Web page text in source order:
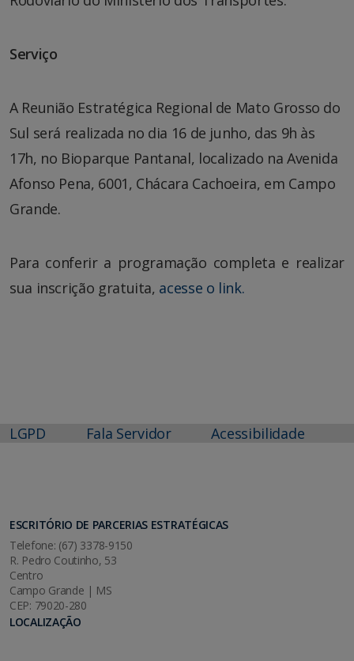
Serviço
A Reunião Estratégica Regional de Mato Grosso do
Sul será realizada no dia 16 de junho, das 9h às
17h, no Bioparque Pantanal, localizado na Avenida
Afonso Pena, 6001, Chácara Cachoeira, em Campo
Grande.
Para conferir a programação completa e realizar
sua inscrição gratuita, acesse o link.
LGPD Fala Servidor Acessibilidade
ESCRITÓRIO DE PARCERIAS ESTRATÉGICAS
Telefone: (67) 3378-9150
R. Pedro Coutinho, 53
Centro
Campo Grande | MS
CEP: 79020-280
LOCALIZAÇÃO